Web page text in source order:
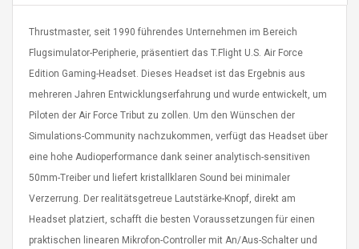
UHF Guitarra
Strands,
Hole:
Color
Universal Usb Charger
Wall Charger Travel
Adapter For Samsung
Mobile Universal Charging
Charge Adapter
$ 1.72
$ 2.46
Tetris Cases For Iphone 6
Plus 6s 7 8 Plus TPU
Phone Back Game
IPhone Cases
$ 6.86
Zdm 24 Key Ir Control
Thrustmaster, seit 1990 führendes Unternehmen im Bereich
Flugsimulator-Peripherie, präsentiert das T.Flight U.S. Air Force
Edition Gaming-Headset. Dieses Headset ist das Ergebnis aus
mehreren Jahren Entwicklungserfahrung und wurde entwickelt, um
Piloten der Air Force Tribut zu zollen. Um den Wünschen der
Simulations-Community nachzukommen, verfügt das Headset über
eine hohe Audioperformance dank seiner analytisch-sensitiven
50mm-Treiber und liefert kristallklaren Sound bei minimaler
Verzerrung. Der realitätsgetreue Lautstärke-Knopf, direkt am
Headset platziert, schafft die besten Voraussetzungen für einen
praktischen linearen Mikrofon-Controller mit An/Aus-Schalter und